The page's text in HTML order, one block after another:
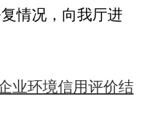
情况，向我厅进
业环境信用评价结